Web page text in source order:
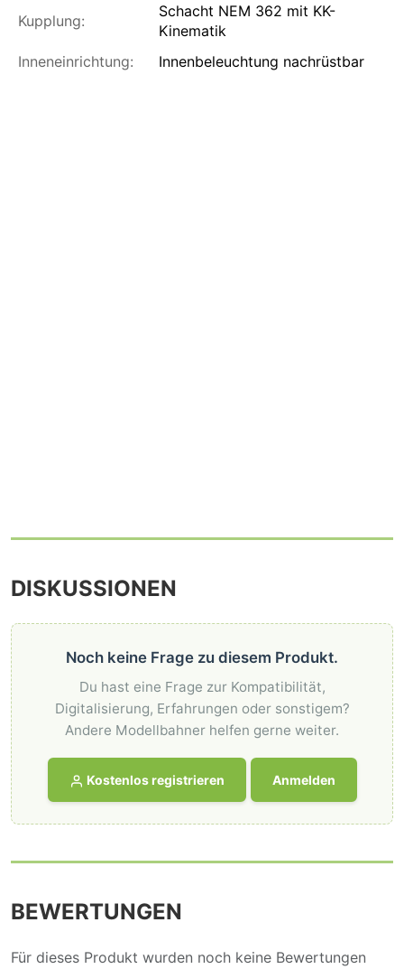
Kupplung:
Schacht NEM 362 mit KK-
Kinematik
Inneneinrichtung:
Innenbeleuchtung nachrüstbar
DISKUSSIONEN
Noch keine Frage zu diesem Produkt.
Du hast eine Frage zur Kompatibilität,
Digitalisierung, Erfahrungen oder sonstigem?
Andere Modellbahner helfen gerne weiter.
Kostenlos registrieren Anmelden
BEWERTUNGEN
Für dieses Produkt wurden noch keine Bewertungen